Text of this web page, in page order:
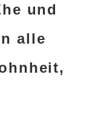
und
alle